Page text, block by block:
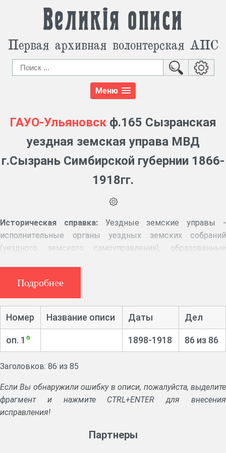
Великія описи
Первая архивная волонтерская АИС
Меню
ГАУО-Ульяновск ф.165 Сызранская
уездная земская управа МВД
г.Сызрань Симбирской губернии 1866-
1918гг.
Историческая справка:Уездные земские управы -
исполнительные органы уездных земских собраний
(уездного земского самоуправления), образованные
губернии в период 1865-1866гг. Управы, каждая в
пределах своего уезда, непосредственно ведали, или
промыслов, участвовали в делах просвещения, в
медицинском и продовольственном деле, в деле
строительством, организовывали противопожарные
Ликвидированы в 1918г.
Циркуляры и предписания Симбирского
распоряжения и указания Симбирской губернской
Подробнее
Номер Название описи Даты Дел
оп. 1 1898-1918 86 из 86
Заголовков: 86 из 85
Если Вы обнаружили ошибку в описи, пожалуйста, выделите
фрагмент и нажмите CTRL+ENTER для внесения
исправления!
Партнеры